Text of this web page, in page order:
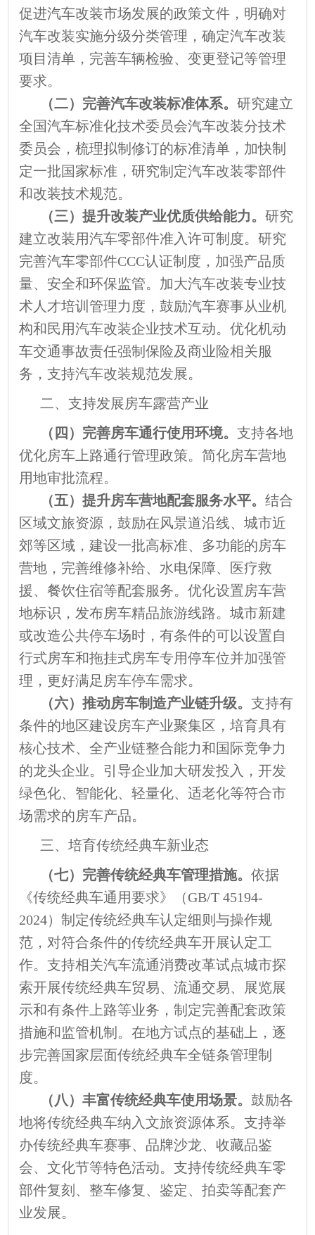
促进汽车改装市场发展的政策文件，明确对
汽车改装实施分级分类管理，确定汽车改装
项目清单，完善车辆检验、变更登记等管理
要求。
（二）完善汽车改装标准体系。研究建立
全国汽车标准化技术委员会汽车改装分技术
委员会，梳理拟制修订的标准清单，加快制
定一批国家标准，研究制定汽车改装零部件
和改装技术规范。
（三）提升改装产业优质供给能力。研究
建立改装用汽车零部件准入许可制度。研究
完善汽车零部件CCC认证制度，加强产品质
量、安全和环保监管。加大汽车改装专业技
术人才培训管理力度，鼓励汽车赛事从业机
构和民用汽车改装企业技术互动。优化机动
车交通事故责任强制保险及商业险相关服
务，支持汽车改装规范发展。
二、支持发展房车露营产业
（ 四）完善房车通行使用环境。支持各地
优化房车上路通行管理政策。简化房车营地
用地审批流程。
（五）提升房车营地配套服务水平。结合
区域文旅资源，鼓励在风景道沿线、城市近
郊等区域，建设一批高标准、多功能的房车
营地，完善维修补给、水电保障、医疗救
援、餐饮住宿等配套服务。优化设置房车营
地标识，发布房车精品旅游线路。城市新建
或改造公共停车场时，有条件的可以设置自
行式房车和拖挂式房车专用停车位并加强管
理，更好满足房车停车需求。
（六）推动房车制造产业链升级。支持有
条件的地区建设房车产业聚集区，培育具有
核心技术、全产业链整合能力和国际竞争力
的龙头企业。引导企业加大研发投入，开发
绿色化、智能化、轻量化、适老化等符合市
场需求的房车产品。
三、培育传统经典车新业态
（七）完善传统经典车管理措施。依据
《传统经典车通用要求》（GB/T 45194-
2024）制定传统经典车认定细则与操作规
范，对符合条件的传统经典车开展认定工
作。支持相关汽车流通消费改革试点城市探
索开展传统经典车贸易、流通交易、展览展
示和有条件上路等业务，制定完善配套政策
措施和监管机制。在地方试点的基础上，逐
步完善国家层面传统经典车全链条管理制
度。
（八）丰富传统经典车使用场景。鼓励各
地将传统经典车纳入文旅资源体系。支持举
办传统经典车赛事、品牌沙龙、收藏品鉴
会、文化节等特色活动。支持传统经典车零
部件复刻、整车修复、鉴定、拍卖等配套产
业发展。